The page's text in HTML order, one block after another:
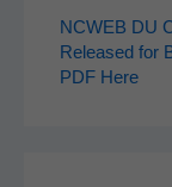
NCWEB DU
Released for
PDF Here